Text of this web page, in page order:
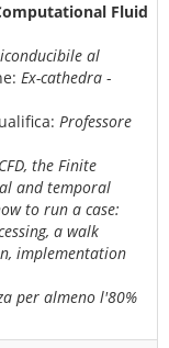
Fluid
al
Ex-cathedra -
Professore
the Finite
and temporal
to run a case:
a walk
implementation
per almeno l'80%